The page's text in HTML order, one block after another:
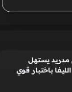
مدريد يستهل
باختبار قوي